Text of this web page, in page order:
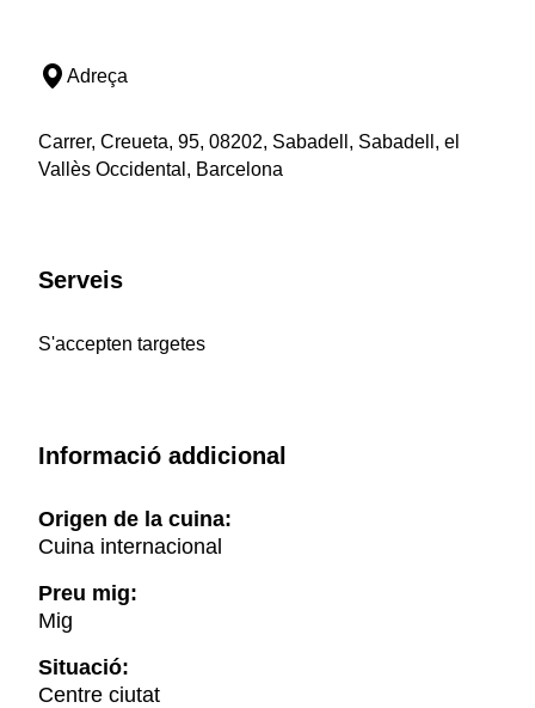
Adreça
Carrer, Creueta, 95, 08202, Sabadell, Sabadell, el
Vallès Occidental, Barcelona
Serveis
S'accepten targetes
Informació addicional
Origen de la cuina:
Cuina internacional
Preu mig:
Mig
Situació:
Centre ciutat